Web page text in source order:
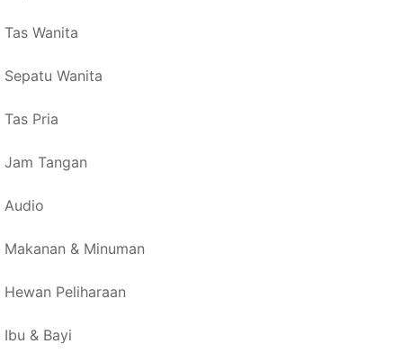
Tas Wanita
Sepatu Wanita
Tas Pria
Jam Tangan
Audio
Makanan & Minuman
Hewan Peliharaan
Ibu & Bayi